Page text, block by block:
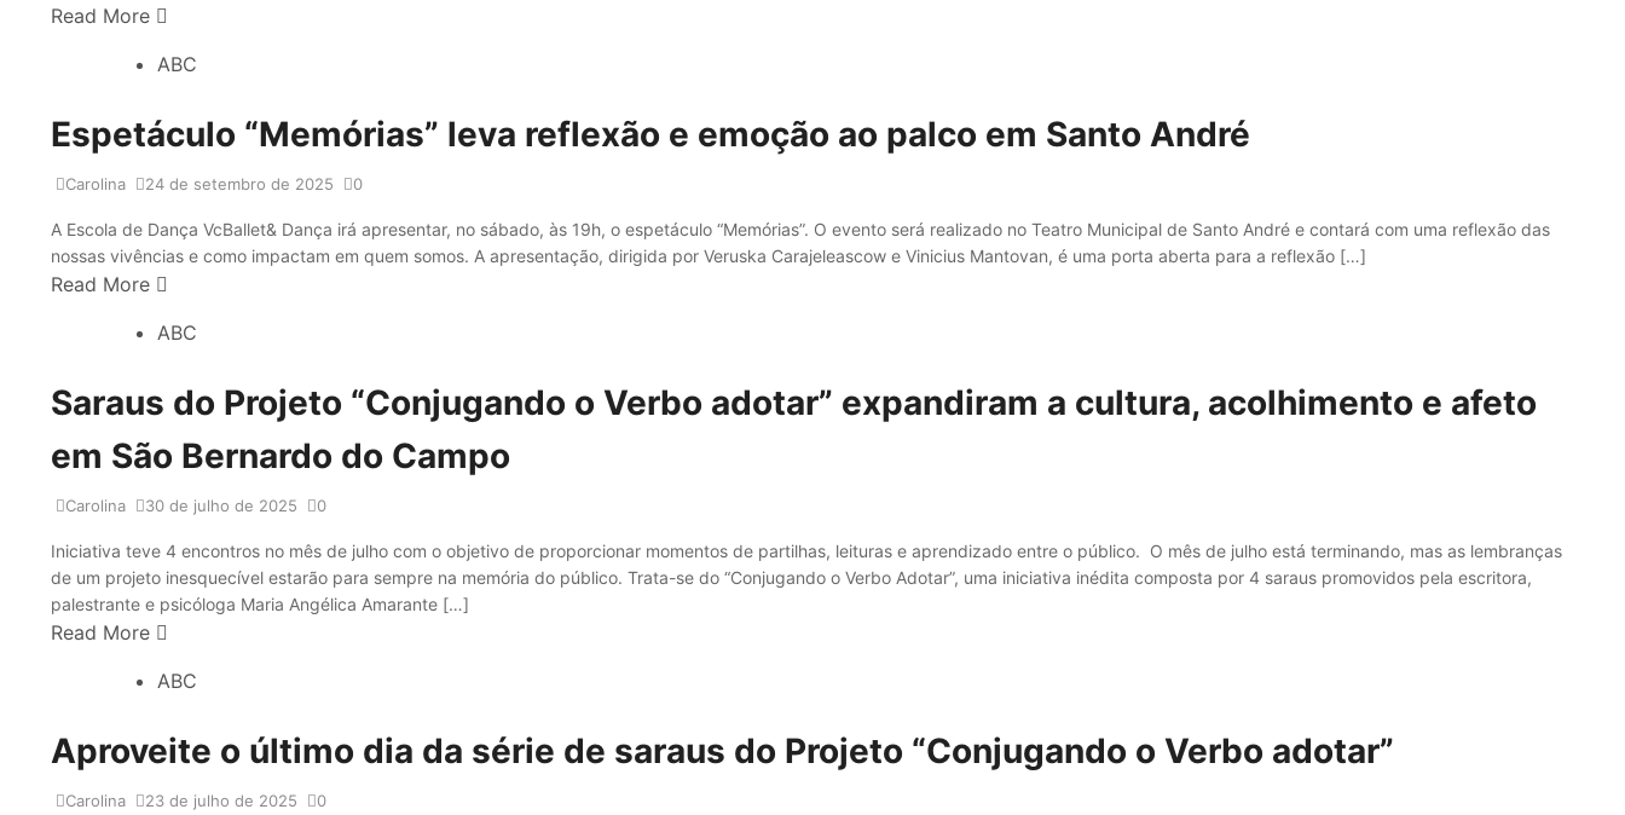
Read More
ABC
Espetáculo “Memórias” leva reflexão e emoção ao palco em Santo André
Carolina 24 de setembro de 2025 0
A Escola de Dança VcBallet& Dança irá apresentar, no sábado, às 19h, o espetáculo “Memórias”. O evento será realizado no Teatro Municipal de Santo André e contará com uma reflexão das
nossas vivências e como impactam em quem somos. A apresentação, dirigida por Veruska Carajeleascow e Vinicius Mantovan, é uma porta aberta para a reflexão […]
Read More
ABC
Saraus do Projeto “Conjugando o Verbo adotar” expandiram a cultura, acolhimento e afeto
em São Bernardo do Campo
Carolina 30 de julho de 2025 0
Iniciativa teve 4 encontros no mês de julho com o objetivo de proporcionar momentos de partilhas, leituras e aprendizado entre o público. O mês de julho está terminando, mas as lembranças
de um projeto inesquecível estarão para sempre na memória do público. Trata-se do “Conjugando o Verbo Adotar”, uma iniciativa inédita composta por 4 saraus promovidos pela escritora,
palestrante e psicóloga Maria Angélica Amarante […]
Read More
ABC
Aproveite o último dia da série de saraus do Projeto “Conjugando o Verbo adotar”
Carolina 23 de julho de 2025 0